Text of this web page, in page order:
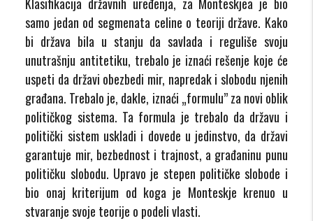
samo jedan od segmenata celine o teoriji države. Kako
bi država bila u stanju da savlada i reguliše svoju
unutrašnju antitetiku, trebalo je iznaći rešenje koje će
uspeti da državi obezbedi mir, napredak i slobodu njenih
građana. Trebalo je, dakle, iznaći „formulu” za novi oblik
političkog sistema. Ta formula je trebalo da državu i
politički sistem uskladi i dovede u jedinstvo, da državi
garantuje mir, bezbednost i trajnost, a građaninu punu
političku slobodu. Upravo je stepen političke slobode i
bio onaj kriterijum od koga je Monteskje krenuo u
stvaranje svoje teorije o podeli vlasti.